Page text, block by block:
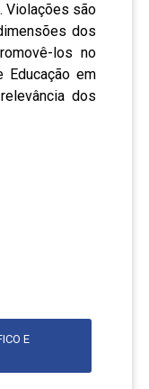
Violações são
dos
los no
Educação em
dos
E